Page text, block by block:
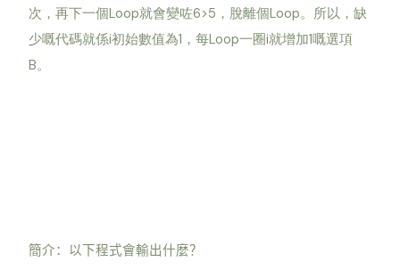
次，再下一個Loop就會變咗6>5，脫離個Loop。所以，缺
少嘅代碼就係i初始數值為1，每Loop一圈i就增加1嘅選項
B。
簡介：以下程式會輸出什麼？